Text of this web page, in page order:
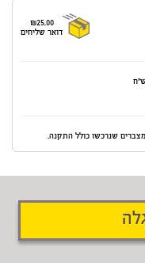
₪25.00
דואר שליחים
שנרכשו כולל התקנה.
דיווח על טעות